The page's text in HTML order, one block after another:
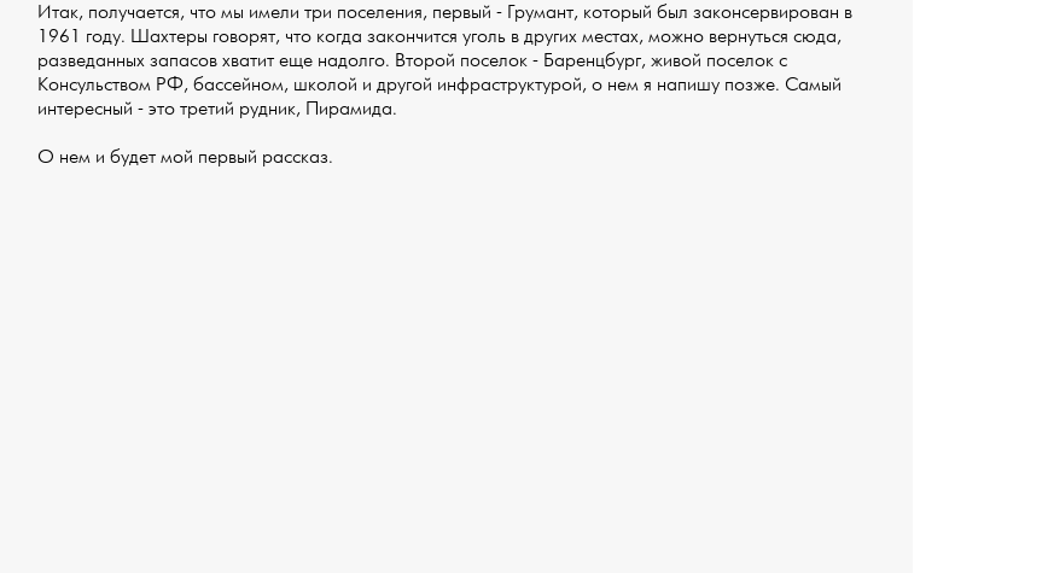
Итак, получается, что мы имели три поселения, первый - Грумант, который был законсервирован в
1961 году. Шахтеры говорят, что когда закончится уголь в других местах, можно вернуться сюда,
разведанных запасов хватит еще надолго. Второй поселок - Баренцбург, живой поселок с
Консульством РФ, бассейном, школой и другой инфраструктурой, о нем я напишу позже. Самый
интересный - это третий рудник, Пирамида.
О нем и будет мой первый рассказ.